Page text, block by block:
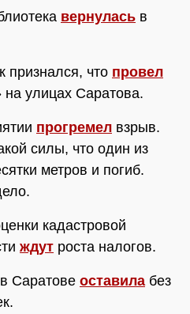
вернулась в
признался, что провел
улицах Саратова.
прогремел взрыв.
силы, что один из
метров и погиб.
кадастровой
ждут роста налогов.
Саратове оставила без